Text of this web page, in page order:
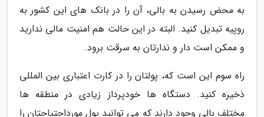
به محض رسیدن به بالی، آن را در بانک های این کشور به
روپیه تبدیل کنید. البته در این حالت هم امنیت مالی ندارید
و ممکن است دار و ندارتان به سرقت برود.
راه سوم این است که، پولتان را در کارت اعتباری بین المللی
ذخیره کنید. دستگاه ها خودپرداز زیادی در منطقه ها
مختلف بالی وجود دارند که می توانید پول مورداحتیاجتان را